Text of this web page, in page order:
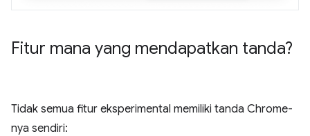
Fitur mana yang mendapatkan tanda?
Tidak semua fitur eksperimental memiliki tanda Chrome-
nya sendiri: